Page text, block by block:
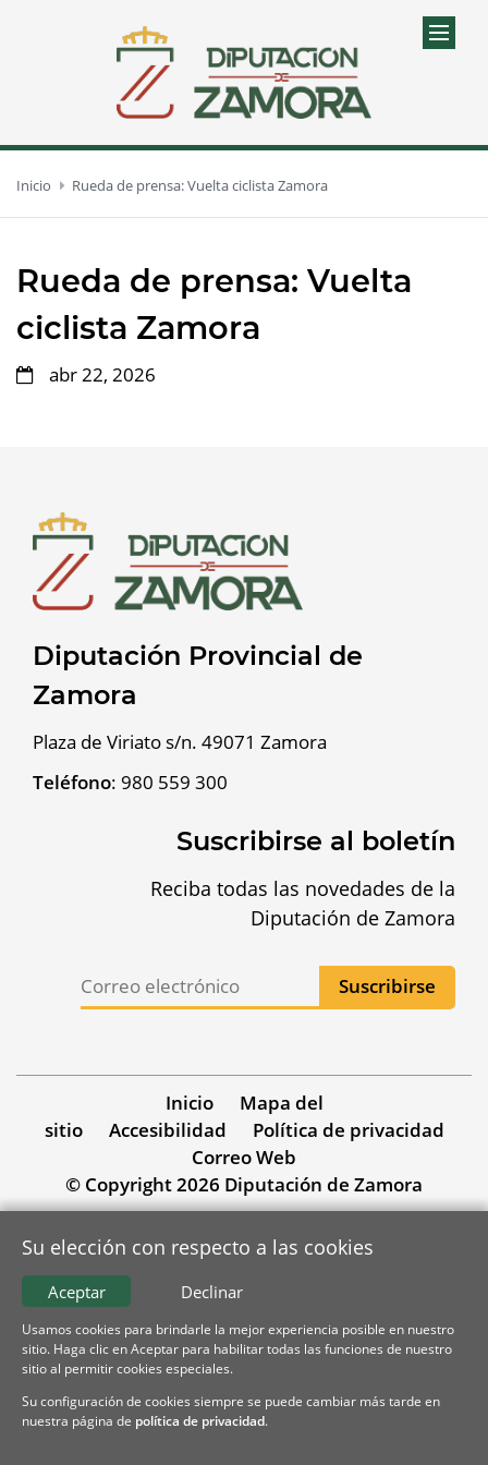
Inicio Rueda de prensa: Vuelta ciclista Zamora
Rueda de prensa: Vuelta
ciclista Zamora
abr 22, 2026
Diputación Provincial de
Zamora
Plaza de Viriato s/n. 49071 Zamora
Teléfono: 980 559 300
Suscribirse al boletín
Reciba todas las novedades de la
Diputación de Zamora
Inicio
Mapa del
sitio
Accesibilidad
Política de privacidad
Correo Web
© Copyright 2026 Diputación de Zamora
Su elección con respecto a las cookies
Declinar
Aceptar
Usamos cookies para brindarle la mejor experiencia posible en nuestro
sitio. Haga clic en Aceptar para habilitar todas las funciones de nuestro
sitio al permitir cookies especiales.
Su configuración de cookies siempre se puede cambiar más tarde en
nuestra página de política de privacidad.